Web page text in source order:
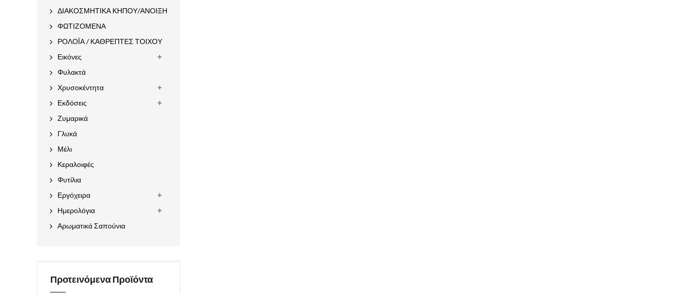
ΔΙΑΚΟΣΜΗΤΙΚΑ ΚΗΠΟΥ/ΑΝΟΙΞΗ
ΦΩΤΙΖΟΜΕΝΑ
ΡΟΛΟΪΑ / ΚΑΘΡΕΠΤΕΣ ΤΟΙΧΟΥ
Εικόνες
Φυλακτά
Χρυσοκέντητα
Εκδόσεις
Ζυμαρικά
Γλυκά
Μέλι
Κεραλοιφές
Φυτίλια
Εργόχειρα
Ημερολόγια
Αρωματικά Σαπούνια
Προτεινόμενα Προϊόντα